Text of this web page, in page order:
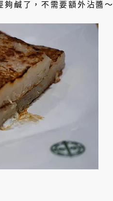
夠鹹了，不需要額外沾醬～